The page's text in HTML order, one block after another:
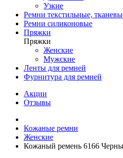
Узкие
Ремни текстильные,
Ремни силиконовые
Пряжки
Пряжки
Женские
Мужские
Ленты для ремней
Фурнитура для ремней
Акции
Отзывы
Кожаные ремни
Женские
Кожаный ремень 6166